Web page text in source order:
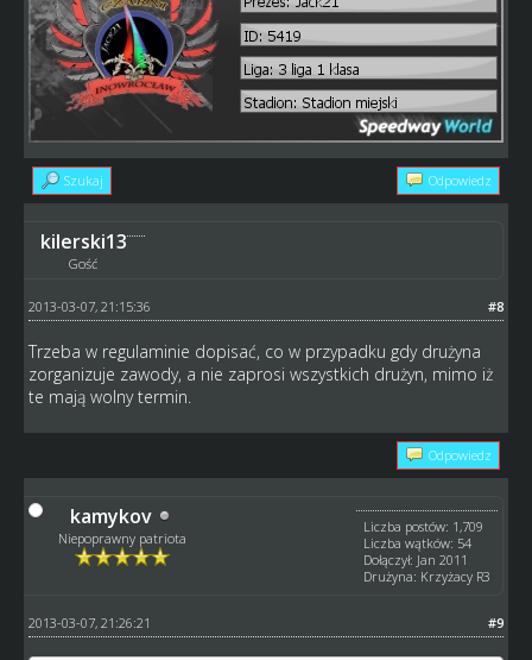
Szukaj Odpowiedz
kilerski13
Gość
#8
2013-03-07, 21:15:36
Trzeba w regulaminie dopisać, co w przypadku gdy drużyna
zorganizuje zawody, a nie zaprosi wszystkich drużyn, mimo iż
te mają wolny termin.
Odpowiedz
kamykov
Niepoprawny patriota
Liczba postów: 1,709
Liczba wątków: 54
Dołączył: Jan 2011
Drużyna: Krzyżacy R3
#9
2013-03-07, 21:26:21